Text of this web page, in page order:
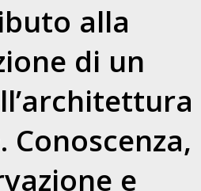
alla
di un
Conoscenza,
e